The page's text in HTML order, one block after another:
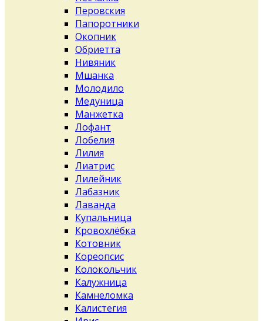
Перовския
Папоротники
Окопник
Обриетта
Нивяник
Мшанка
Молодило
Медуница
Манжетка
Лофант
Лобелия
Лилия
Лиатрис
Лилейник
Лабазник
Лаванда
Купальница
Кровохлёбка
Котовник
Кореопсис
Колокольчик
Калужница
Камнеломка
Калистегия